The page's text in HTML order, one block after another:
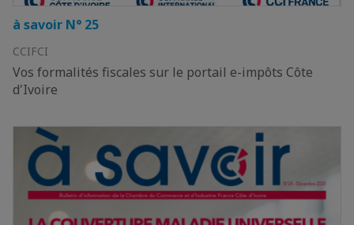
à savoir N° 25
CCIFCI
Vos formalités fiscales sur le portail e-impôts Côte
d'Ivoire